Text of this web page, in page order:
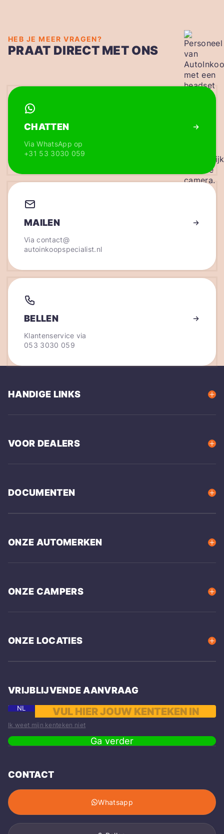
HEB JE MEER VRAGEN?
PRAAT DIRECT MET ONS
CHATTEN
Via WhatsApp op
+31 53 3030 059
MAILEN
Viacontact@
autoinkoopspecialist.nl
BELLEN
Klantenservice via
053 3030 059
HANDIGE LINKS
VOOR DEALERS
DOCUMENTEN
ONZE AUTOMERKEN
ONZE CAMPERS
ONZE LOCATIES
VRIJBLIJVENDE AANVRAAG
NL
Ik weet mijn kenteken niet
Ga verder
CONTACT
Whatsapp